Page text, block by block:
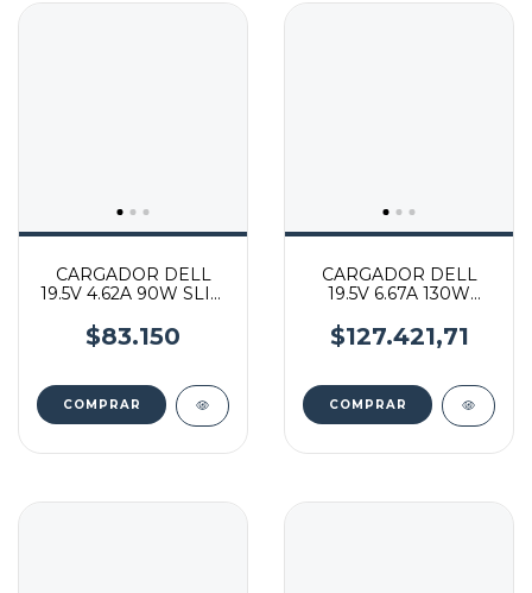
CARGADOR DELL
19.5V 4.62A 90W SLIM
$83.150
CARGADOR DELL
19.5V 6.67A 130W
$127.421,71